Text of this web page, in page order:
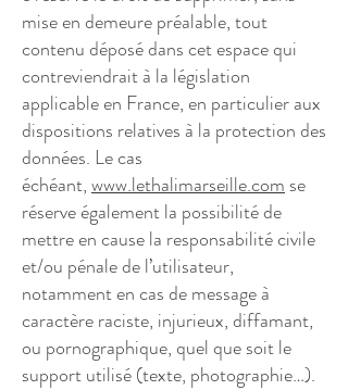
mise en demeure préalable, tout
contenu déposé dans cet espace qui
contreviendrait à la législation
applicable en France, en particulier aux
dispositions relatives à la protection des
données. Le cas
échéant,www.lethalimarseille.com se
réserve également la possibilité de
mettre en cause la responsabilité civile
et/ou pénale de l’utilisateur,
notamment en cas de message à
caractère raciste, injurieux, diffamant,
ou pornographique, quel que soit le
support utilisé (texte, photographie…).